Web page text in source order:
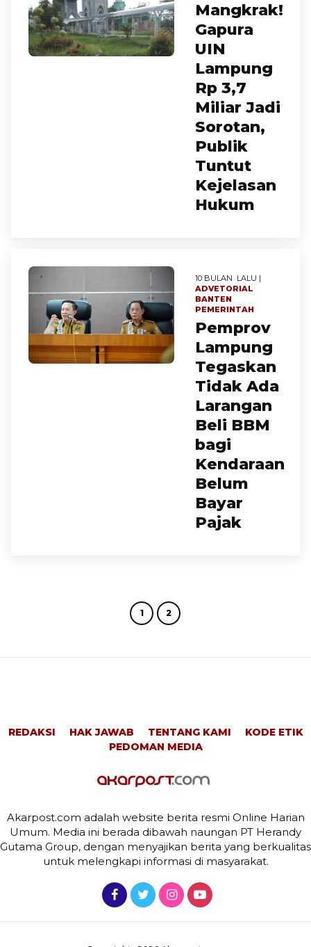
Mangkrak!
Gapura
UIN
Lampung
Rp 3,7
Miliar Jadi
Sorotan,
Publik
Tuntut
Kejelasan
Hukum
10 BULAN LALU |
ADVETORIAL
BANTEN
PEMERINTAH
Pemprov
Lampung
Tegaskan
Tidak Ada
Larangan
Beli BBM
bagi
Kendaraan
Belum
Bayar
Pajak
1 2
REDAKSI HAK JAWAB TENTANG KAMI
KODE ETIK
PEDOMAN MEDIA
Akarpost.com adalah website berita resmi Online Harian
Umum. Media ini berada dibawah naungan PT Herandy
Gutama Group, dengan menyajikan berita yang berkualitas
untuk melengkapi informasi di masyarakat.